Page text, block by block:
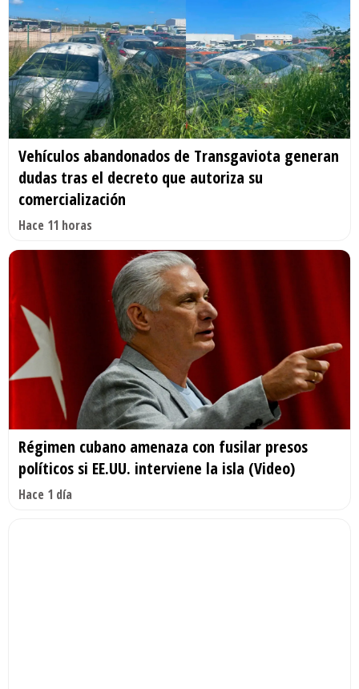
Vehículos abandonados de Transgaviota generan
dudas tras el decreto que autoriza su
comercialización
Hace 11 horas
Régimen cubano amenaza con fusilar presos
políticos si EE.UU. interviene la isla (Video)
Hace 1 día